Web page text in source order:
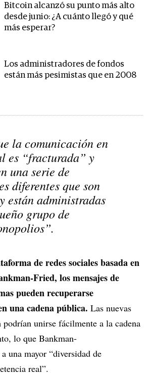
Bitcoin alcanzó su punto más alto
desde junio: ¿A cuánto llegó y qué
más esperar?
Los administradores de fondos
están más pesimistas que en 2008
la comunicación en
es “fracturada” y
una serie de
diferentes que son
están administradas
grupo de
de redes sociales basada en
Fried, los mensajes de
pueden recuperarse
una cadena pública. Las nuevas
unirse fácilmente a la cadena
lo que Bankman-
una mayor “diversidad de
real”.